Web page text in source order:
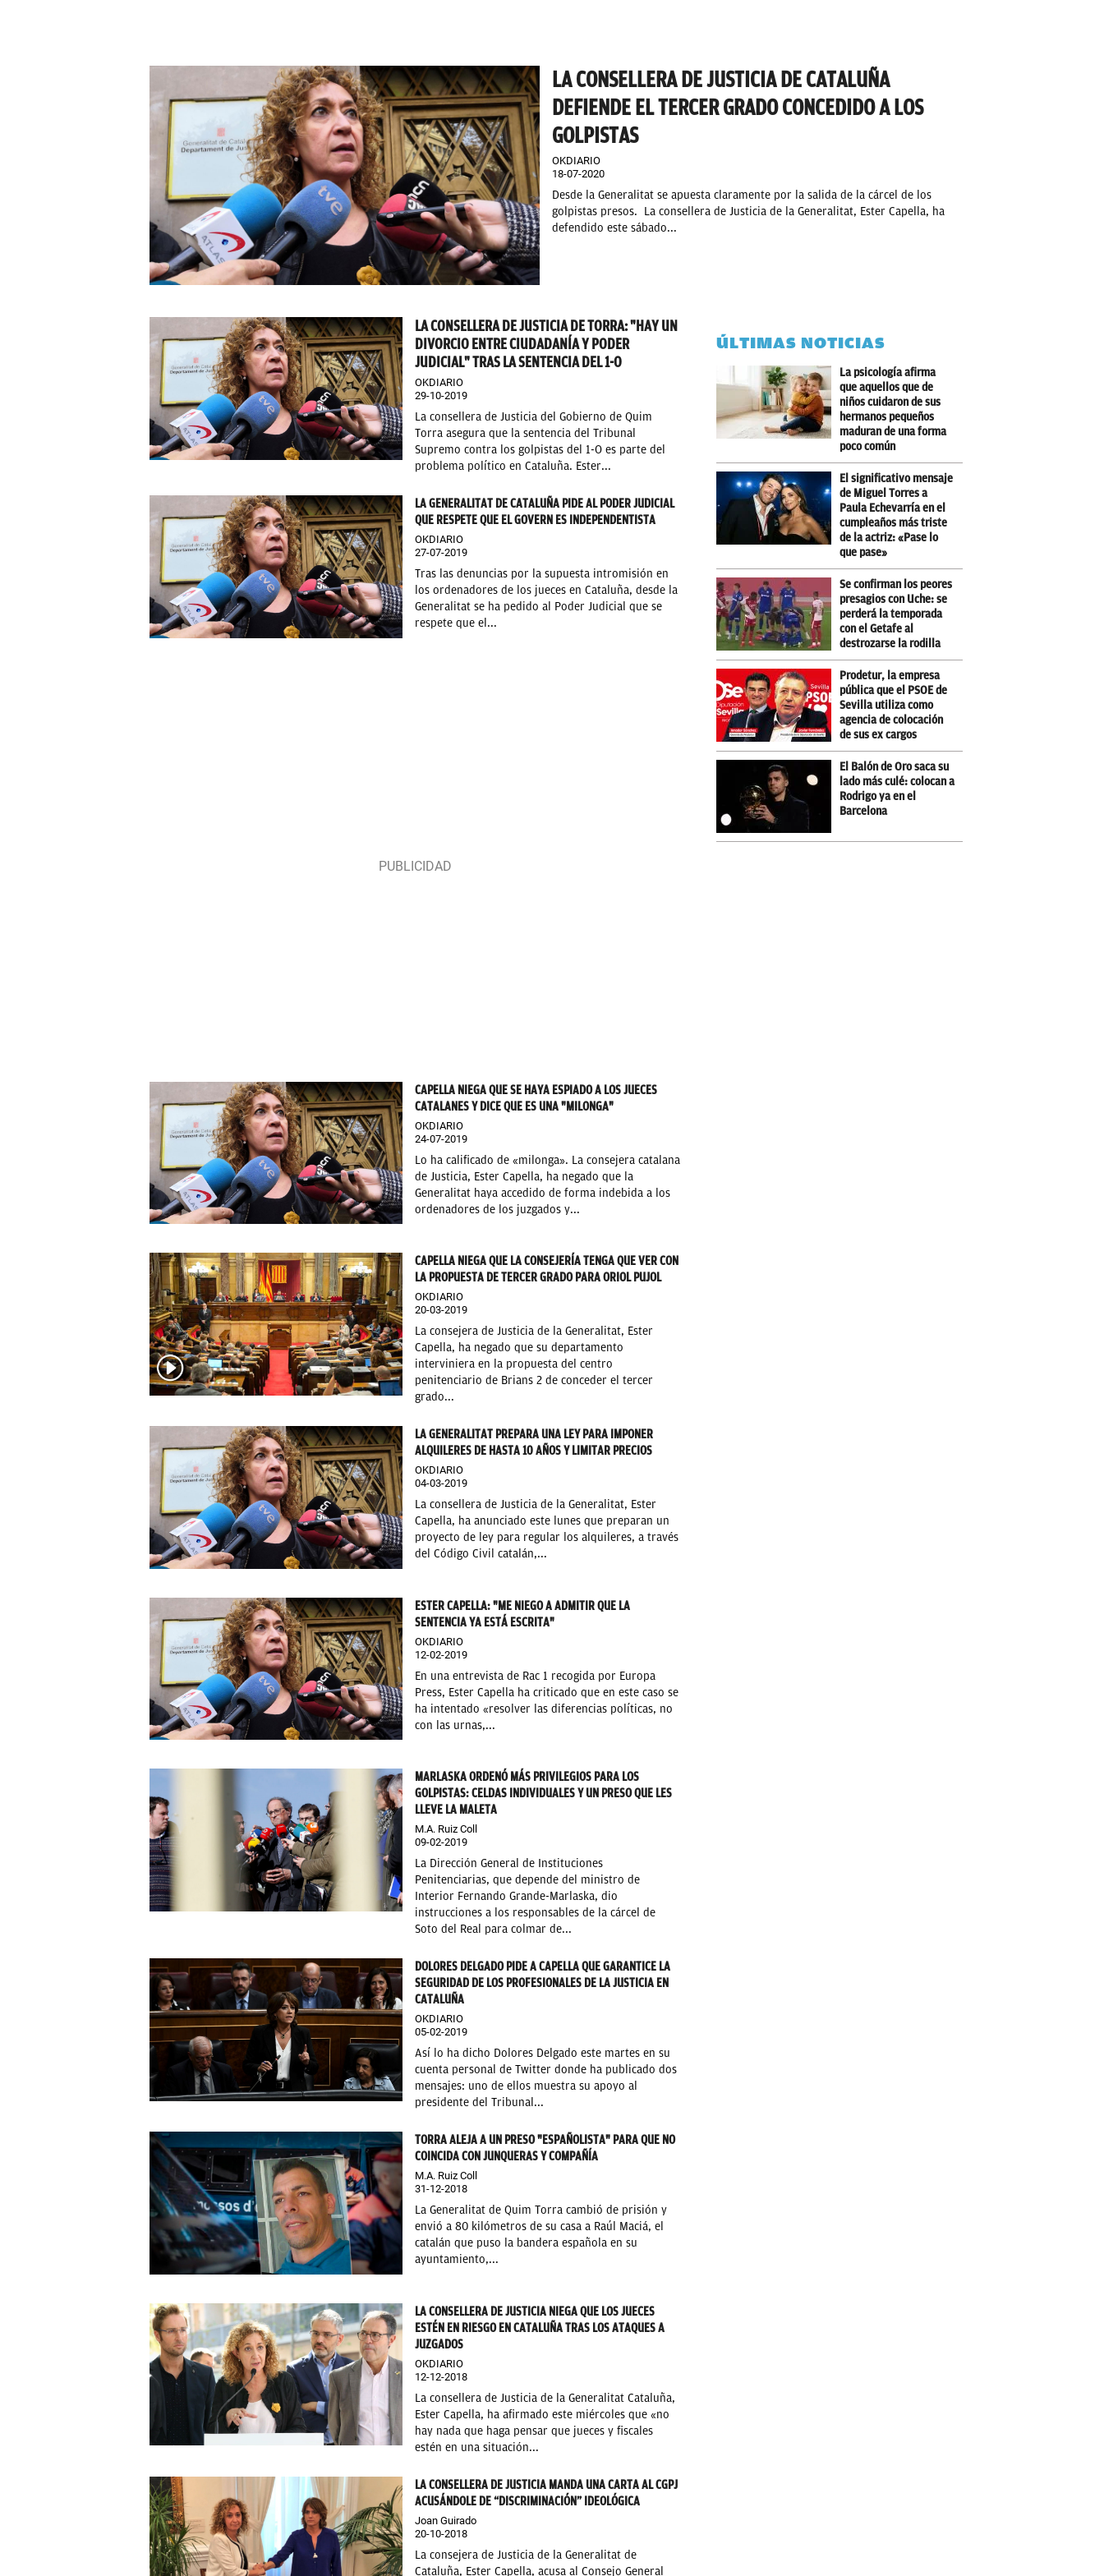
LA CONSELLERA DE JUSTICIA DE CATALUÑA
DEFIENDE EL TERCER GRADO CONCEDIDO A LOS
GOLPISTAS
OKDIARIO
18-07-2020
Desde la Generalitat se apuesta claramente por la salida de la cárcel de los
golpistas presos. La consellera de Justicia de la Generalitat, Ester Capella, ha
defendido este sábado...
LA CONSELLERA DE JUSTICIA DE TORRA: "HAY UN
DIVORCIO ENTRE CIUDADANÍA Y PODER
JUDICIAL" TRAS LA SENTENCIA DEL 1-O
OKDIARIO
29-10-2019
La consellera de Justicia del Gobierno de Quim
Torra asegura que la sentencia del Tribunal
Supremo contra los golpistas del 1-O es parte del
problema político en Cataluña. Ester...
LA GENERALITAT DE CATALUÑA PIDE AL PODER JUDICIAL
QUE RESPETE QUE EL GOVERN ES INDEPENDENTISTA
OKDIARIO
27-07-2019
Tras las denuncias por la supuesta intromisión en
los ordenadores de los jueces en Cataluña, desde la
Generalitat se ha pedido al Poder Judicial que se
respete que el...
CAPELLA NIEGA QUE SE HAYA ESPIADO A LOS JUECES
CATALANES Y DICE QUE ES UNA "MILONGA"
OKDIARIO
24-07-2019
Lo ha calificado de «milonga». La consejera catalana
de Justicia, Ester Capella, ha negado que la
Generalitat haya accedido de forma indebida a los
ordenadores de los juzgados y...
CAPELLA NIEGA QUE LA CONSEJERÍA TENGA QUE VER CON
LA PROPUESTA DE TERCER GRADO PARA ORIOL PUJOL
OKDIARIO
20-03-2019
La consejera de Justicia de la Generalitat, Ester
Capella, ha negado que su departamento
interviniera en la propuesta del centro
penitenciario de Brians 2 de conceder el tercer
grado...
LA GENERALITAT PREPARA UNA LEY PARA IMPONER
ALQUILERES DE HASTA 10 AÑOS Y LIMITAR PRECIOS
OKDIARIO
04-03-2019
La consellera de Justicia de la Generalitat, Ester
Capella, ha anunciado este lunes que preparan un
proyecto de ley para regular los alquileres, a través
del Código Civil catalán,...
ESTER CAPELLA: "ME NIEGO A ADMITIR QUE LA
SENTENCIA YA ESTÁ ESCRITA"
OKDIARIO
12-02-2019
En una entrevista de Rac 1 recogida por Europa
Press, Ester Capella ha criticado que en este caso se
ha intentado «resolver las diferencias políticas, no
con las urnas,...
MARLASKA ORDENÓ MÁS PRIVILEGIOS PARA LOS
GOLPISTAS: CELDAS INDIVIDUALES Y UN PRESO QUE LES
LLEVE LA MALETA
M.A. Ruiz Coll
09-02-2019
La Dirección General de Instituciones
Penitenciarias, que depende del ministro de
Interior Fernando Grande-Marlaska, dio
instrucciones a los responsables de la cárcel de
Soto del Real para colmar de...
DOLORES DELGADO PIDE A CAPELLA QUE GARANTICE LA
SEGURIDAD DE LOS PROFESIONALES DE LA JUSTICIA EN
CATALUÑA
OKDIARIO
05-02-2019
Así lo ha dicho Dolores Delgado este martes en su
cuenta personal de Twitter donde ha publicado dos
mensajes: uno de ellos muestra su apoyo al
presidente del Tribunal...
TORRA ALEJA A UN PRESO "ESPAÑOLISTA" PARA QUE NO
COINCIDA CON JUNQUERAS Y COMPAÑÍA
M.A. Ruiz Coll
31-12-2018
La Generalitat de Quim Torra cambió de prisión y
envió a 80 kilómetros de su casa a Raúl Maciá, el
catalán que puso la bandera española en su
ayuntamiento,...
LA CONSELLERA DE JUSTICIA NIEGA QUE LOS JUECES
ESTÉN EN RIESGO EN CATALUÑA TRAS LOS ATAQUES A
JUZGADOS
OKDIARIO
12-12-2018
La consellera de Justicia de la Generalitat Cataluña,
Ester Capella, ha afirmado este miércoles que «no
hay nada que haga pensar que jueces y fiscales
estén en una situación...
LA CONSELLERA DE JUSTICIA MANDA UNA CARTA AL CGPJ
ACUSÁNDOLE DE “DISCRIMINACIÓN” IDEOLÓGICA
Joan Guirado
20-10-2018
La consejera de Justicia de la Generalitat de
Cataluña, Ester Capella, acusa al Consejo General
ÚLTIMAS NOTICIAS
La psicología afirma
que aquellos que de
niños cuidaron de sus
hermanos pequeños
maduran de una forma
poco común
El significativo mensaje
de Miguel Torres a
Paula Echevarría en el
cumpleaños más triste
de la actriz: «Pase lo
que pase»
Se confirman los peores
presagios con Uche: se
perderá la temporada
con el Getafe al
destrozarse la rodilla
Prodetur, la empresa
pública que el PSOE de
Sevilla utiliza como
agencia de colocación
de sus ex cargos
El Balón de Oro saca su
lado más culé: colocan a
Rodrigo ya en el
Barcelona